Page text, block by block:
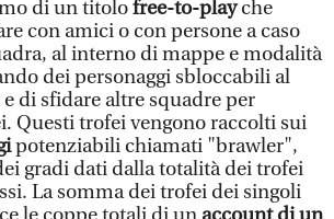
di un titolofree-to-playche
con amici o con persone a caso
al interno di mappe e modalità
dei personaggi sbloccabili al
di sfidare altre squadre per
Questi trofei vengono raccolti sui
potenziabili chiamati "brawler",
gradi dati dalla totalità dei trofei
La somma dei trofei dei singoli